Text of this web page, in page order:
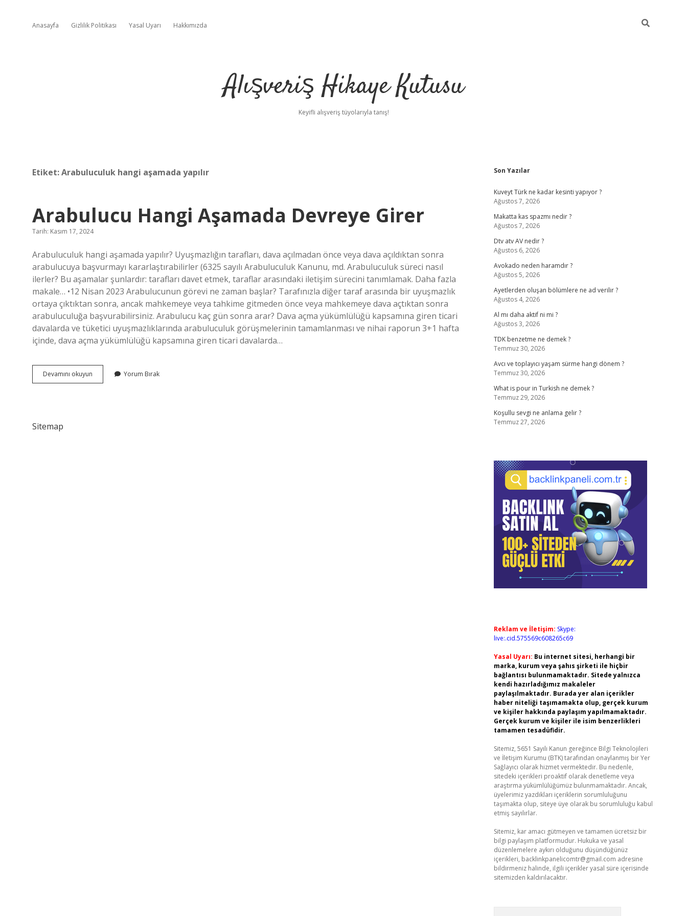
Anasayfa Gizlilik Politikası Yasal Uyarı Hakkımızda
Alışveriş Hikaye Kutusu
Keyifli alışveriş tüyolarıyla tanış!
Etiket:Arabuluculuk hangi aşamada yapılır
Arabulucu Hangi Aşamada Devreye Girer
Tarih: Kasım 17, 2024
Arabuluculuk hangi aşamada yapılır? Uyuşmazlığın tarafları, dava açılmadan önce veya dava açıldıktan sonra
arabulucuya başvurmayı kararlaştırabilirler (6325 sayılı Arabuluculuk Kanunu, md. Arabuluculuk süreci nasıl
ilerler? Bu aşamalar şunlardır: tarafları davet etmek, taraflar arasındaki iletişim sürecini tanımlamak. Daha fazla
makale… •12 Nisan 2023 Arabulucunun görevi ne zaman başlar? Tarafınızla diğer taraf arasında bir uyuşmazlık
ortaya çıktıktan sonra, ancak mahkemeye veya tahkime gitmeden önce veya mahkemeye dava açtıktan sonra
arabuluculuğa başvurabilirsiniz. Arabulucu kaç gün sonra arar? Dava açma yükümlülüğü kapsamına giren ticari
davalarda ve tüketici uyuşmazlıklarında arabuluculuk görüşmelerinin tamamlanması ve nihai raporun 3+1 hafta
içinde, dava açma yükümlülüğü kapsamına giren ticari davalarda…
Devamını okuyun Arabulucu
Hangi
Yorum Bırak
Sitemap
Sidebar
Son Yazılar
Kuveyt Türk ne kadar kesinti yapıyor ?
Ağustos 7, 2026
Makatta kas spazmı nedir ?
Ağustos 7, 2026
Dtv atv AV nedir ?
Ağustos 6, 2026
Avokado neden haramdır ?
Ağustos 5, 2026
Ayetlerden oluşan bölümlere ne ad verilir ?
Ağustos 4, 2026
Al mı daha aktif ni mi ?
Ağustos 3, 2026
TDK benzetme ne demek ?
Temmuz 30, 2026
Avcı ve toplayıcı yaşam sürme hangi dönem ?
Temmuz 30, 2026
What is pour in Turkish ne demek ?
Temmuz 29, 2026
Koşullu sevgi ne anlama gelir ?
Temmuz 27, 2026
Reklam ve İletişim: Skype:
live:.cid.575569c608265c69
Yasal Uyarı: Bu internet sitesi, herhangi bir
marka, kurum veya şahıs şirketi ile hiçbir
bağlantısı bulunmamaktadır. Sitede yalnızca
kendi hazırladığımız makaleler
paylaşılmaktadır. Burada yer alan içerikler
haber niteliği taşımamakta olup, gerçek kurum
ve kişiler hakkında paylaşım yapılmamaktadır.
Gerçek kurum ve kişiler ile isim benzerlikleri
tamamen tesadüfidir.
Sitemiz, 5651 Sayılı Kanun gereğince Bilgi Teknolojileri
ve İletişim Kurumu (BTK) tarafından onaylanmış bir Yer
Sağlayıcı olarak hizmet vermektedir. Bu nedenle,
sitedeki içerikleri proaktif olarak denetleme veya
araştırma yükümlülüğümüz bulunmamaktadır. Ancak,
üyelerimiz yazdıkları içeriklerin sorumluluğunu
taşımakta olup, siteye üye olarak bu sorumluluğu kabul
etmiş sayılırlar.
Sitemiz, kar amacı gütmeyen ve tamamen ücretsiz bir
bilgi paylaşım platformudur. Hukuka ve yasal
düzenlemelere aykırı olduğunu düşündüğünüz
içerikleri, backlinkpanelicomtr@gmail.com adresine
bildirmeniz halinde, ilgili içerikler yasal süre içerisinde
sitemizden kaldırılacaktır.